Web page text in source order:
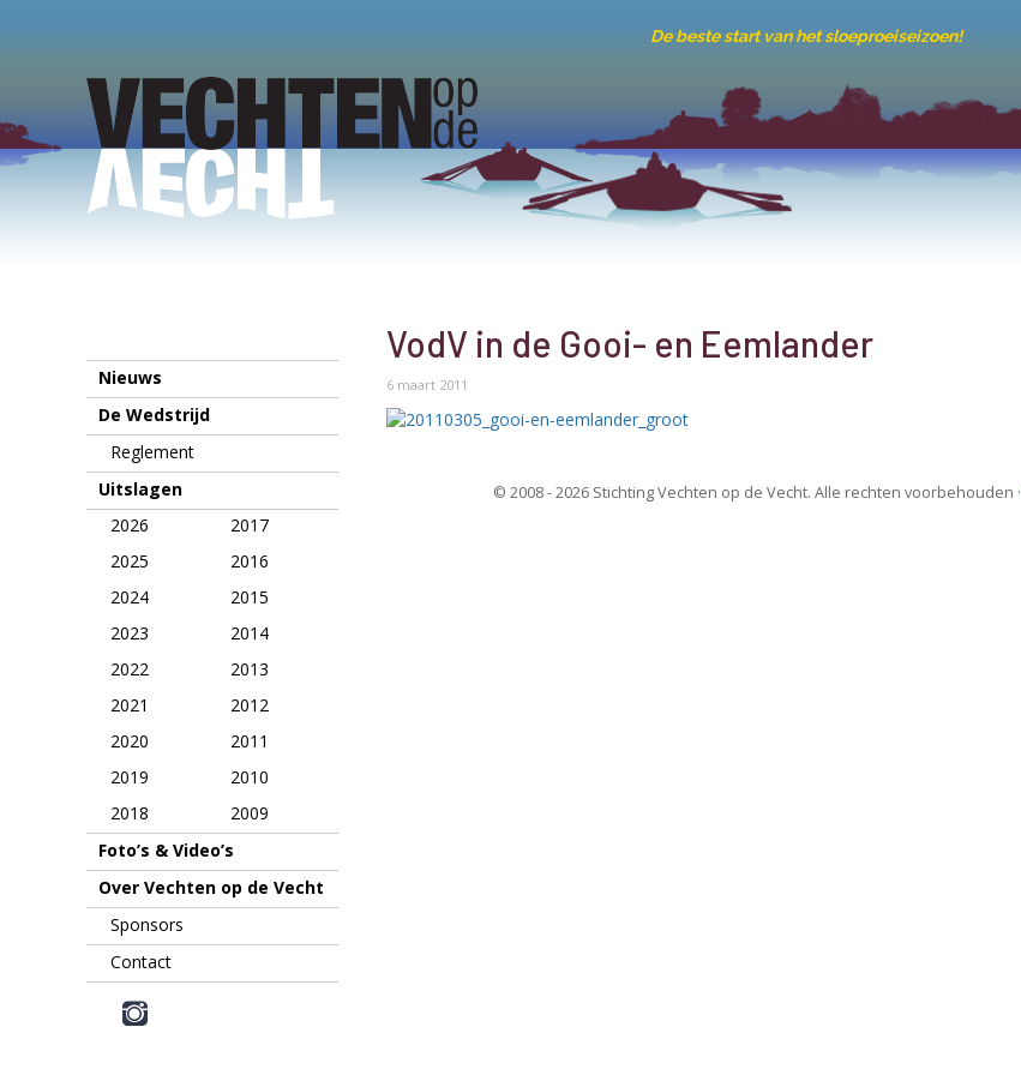
De beste start van het sloeproeiseizoen!
Nieuws
De Wedstrijd
Reglement
Uitslagen
2026
2017
2025
2016
2024
2015
2023
2014
2022
2013
2021
2012
2020
2011
2019
2010
2018
2009
Foto’s & Video’s
Over Vechten op de Vecht
Sponsors
Contact
VodV in de Gooi- en Eemlander
6 maart 2011
© 2008 - 2026 Stichting Vechten op de Vecht. Alle rechten voorbehouden ·